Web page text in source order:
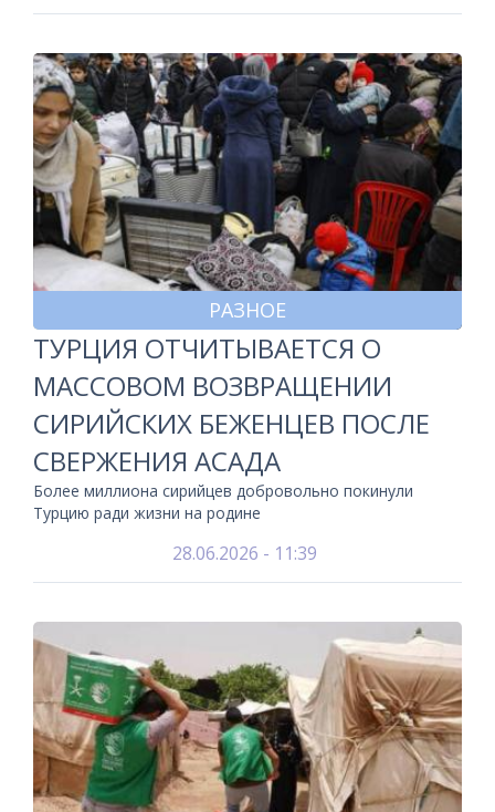
РАЗНОЕ
ТУРЦИЯ ОТЧИТЫВАЕТСЯ О
МАССОВОМ ВОЗВРАЩЕНИИ
СИРИЙСКИХ БЕЖЕНЦЕВ ПОСЛЕ
СВЕРЖЕНИЯ АСАДА
Более миллиона сирийцев добровольно покинули
Турцию ради жизни на родине
28.06.2026 - 11:39